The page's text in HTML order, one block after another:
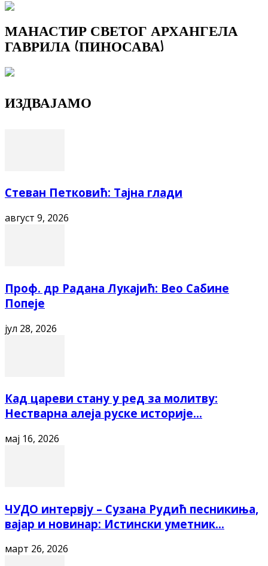
МАНАСТИР СВЕТОГ АРХАНГЕЛА
ГАВРИЛА (ПИНОСАВА)
ИЗДВАЈАМО
Стеван Петковић: Тајна глади
август 9, 2026
Проф. др Радана Лукајић: Вео Сабине
Попеје
јул 28, 2026
Кад цареви стану у ред за молитву:
Нестварна алеја руске историје...
мај 16, 2026
ЧУДО интервју – Сузана Рудић песникиња,
вајар и новинар: Истински уметник...
март 26, 2026